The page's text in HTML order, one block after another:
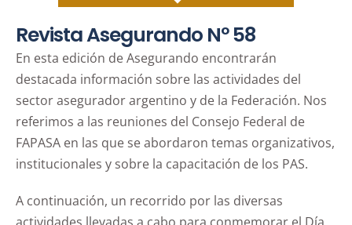
Revista Asegurando Nº 58
En esta edición de Asegurando encontrarán
destacada información sobre las actividades del
sector asegurador argentino y de la Federación. Nos
referimos a las reuniones del Consejo Federal de
FAPASA en las que se abordaron temas organizativos,
institucionales y sobre la capacitación de los PAS.
A continuación, un recorrido por las diversas